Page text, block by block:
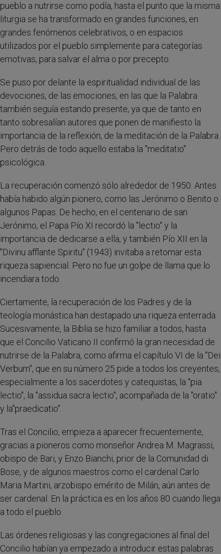
pueblo a nutrirse como podía, hasta el punto que la misma
liturgia se ha transformado en grandes funciones, en
grandes fenómenos celebrativos, o en espacios
utilizados por el pueblo simplemente para categorías
emotivas, para salvar el alma o por precepto.
Se puso por delante la espiritualidad individual de las
devociones, de las emociones, en las que la Palabra
también seguía estando presente, ya que de tanto en
tanto sobresalían autores que ponen de manifiesto la
importancia de la reflexión, de la meditación de la Palabra.
Pero detrás de todo aquello estaba la "meditatio"
psicológica.
La recuperación comenzó sólo alrededor de 1950. Antes
había habido algún pionero, como las Jerónimo o Benito o
algunos Papas. De hecho, en el centenario de san
Jerónimo, el Papa Pío XI recordó la "lectio" y la
importancia de dedicarse a ella, y también Pío XII en la
"Divinu afflante Spiritu" (1943) invitaba a retomar esta
riqueza sapiencial. Pero no fue un golpe de llama que lo
incendiara todo.
Ciertamente, la recuperación de los Padres y de la
teología monástica han destapado una riqueza enterrada.
Sucesivamente, la Biblia se hizo familiar a todos, hasta
que el Concilio Vaticano II confirmó la gran necesidad de
nutrirse de la Palabra, como afirma el capítulo VI de la "Dei
Verbum", que en su número 25 pide a todos los creyentes,
especialmente a los sacerdotes y catequistas, la "pia
lectio", la "assidua sacra lectio", acompañada de la "oratio"
y la"praedicatio".
Tras el Concilio, empieza a aparecer frecuentemente,
gracias a pioneros como monseñor Andrea M. Magrassi,
obispo de Bari, y Enzo Bianchi, prior de la Comunidad di
Bose, y de algunos maestros como el cardenal Carlo
Maria Martini, arzobispo emérito de Milán, aún antes de
ser cardenal. En la práctica es en los años 80 cuando llega
a todo el pueblo.
Las órdenes religiosas y las congregaciones al final del
Concilio habían ya empezado a introducir estas palabras